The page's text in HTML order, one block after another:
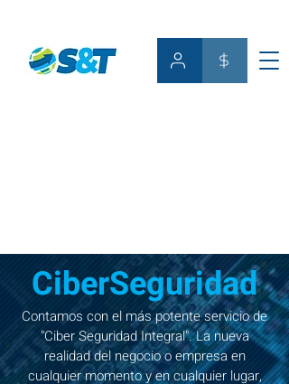
CiberSeguridad
Contamos con el más potente servicio de
"Ciber Seguridad Integral". La nueva
realidad del negocio o empresa en
cualquier momento y en cualquier lugar,